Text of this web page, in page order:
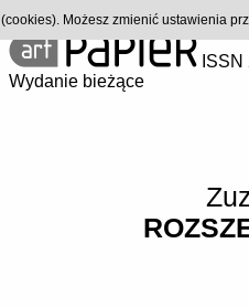
Wydanie bieżące
Możesz zmienić ustawienia